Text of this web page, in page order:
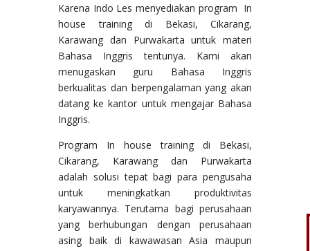
Karena Indo Les menyediakan program In
house training di Bekasi, Cikarang,
Karawang dan Purwakarta untuk materi
Bahasa Inggris tentunya. Kami akan
menugaskan guru Bahasa Inggris
berkualitas dan berpengalaman yang akan
datang ke kantor untuk mengajar Bahasa
Inggris.
Program In house training di Bekasi,
Cikarang, Karawang dan Purwakarta
adalah solusi tepat bagi para pengusaha
untuk meningkatkan produktivitas
karyawannya. Terutama bagi perusahaan
yang berhubungan dengan perusahaan
asing baik di kawawasan Asia maupun